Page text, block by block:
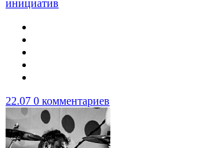
инициатив
22.07 0 комментариев